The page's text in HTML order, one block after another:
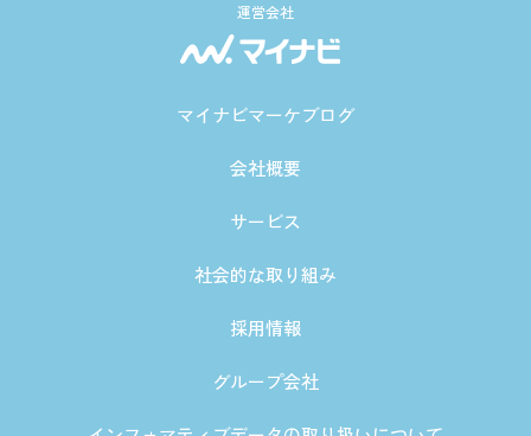
運営会社
マイナビマーケブログ
会社概要
サービス
社会的な取り組み
採用情報
グループ会社